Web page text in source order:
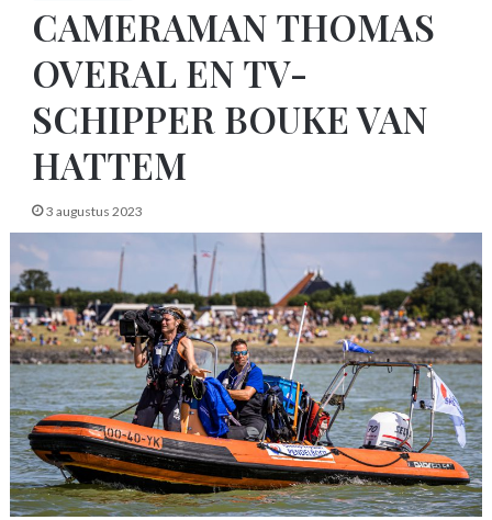
CAMERAMAN THOMAS
OVERAL EN TV-
SCHIPPER BOUKE VAN
HATTEM
3 augustus 2023